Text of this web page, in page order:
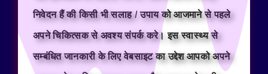
निवेदन हैं की किसी भी सलाह / उपाय को आजमाने से पहले
अपने चिकित्सक से अवश्य संपर्क करे। इस स्वास्थ्य से
सम्बंधित जानकारी के लिए वेबसाइट का उद्देश आपको अपने